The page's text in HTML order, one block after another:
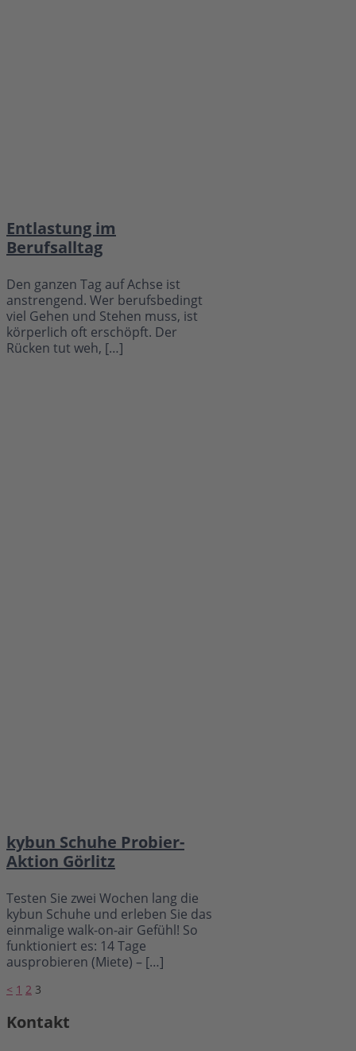
Entlastung im
Berufsalltag
Den ganzen Tag auf Achse ist
anstrengend. Wer berufsbedingt
viel Gehen und Stehen muss, ist
körperlich oft erschöpft. Der
Rücken tut weh, […]
kybun Schuhe Probier-
Aktion Görlitz
Testen Sie zwei Wochen lang die
kybun Schuhe und erleben Sie das
einmalige walk-on-air Gefühl! So
funktioniert es: 14 Tage
ausprobieren (Miete) – […]
Seitennummerierung
der
Beiträge
< 1 2 3
Kontakt